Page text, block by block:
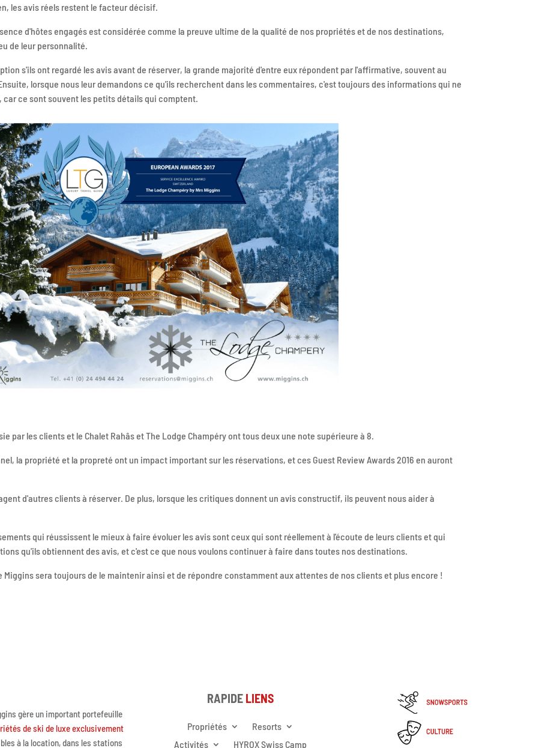
les avis réels restent le facteur décisif.
d'hôtes engagés est considérée comme la preuve ultime de la qualité de nos propriétés et de nos destinations,
de leur personnalité.
s'ils ont regardé les avis avant de réserver, la grande majorité d'entre eux répondent par l'affirmative, souvent au
lorsque nous leur demandons ce qu'ils recherchent dans les commentaires, c'est toujours des informations qui ne
ce sont souvent les petits détails qui comptent.
par les clients et le Chalet Rahâs et The Lodge Champéry ont tous deux une note supérieure à 8.
la propriété et la propreté ont un impact important sur les réservations, et ces Guest Review Awards 2016 en auront
d'autres clients à réserver. De plus, lorsque les critiques donnent un avis constructif, ils peuvent nous aider à
qui réussissent le mieux à faire évoluer les avis sont ceux qui sont réellement à l'écoute de leurs clients et qui
qu'ils obtiennent des avis, et c'est ce que nous voulons continuer à faire dans toutes nos destinations.
Miggins sera toujours de le maintenir ainsi et de répondre constamment aux attentes de nos clients et plus encore !
gère un important portefeuille
de ski de luxe exclusivement
à la location, dans les stations
RAPIDE LIENS
Propriétés
Resorts
Activités
HYROX Swiss Camp